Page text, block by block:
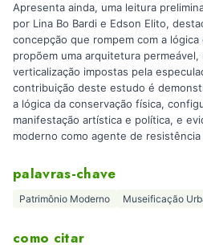
Apresenta ainda, uma leitura
por Lina Bo Bardi e Edson Elito,
concepção que rompem com a
propõem uma arquitetura
verticalização impostas pela
contribuição deste estudo é
a lógica da conservação física,
manifestação artística e política, e
moderno como agente de
palavras-chave
Patrimônio Moderno Museificação
como citar